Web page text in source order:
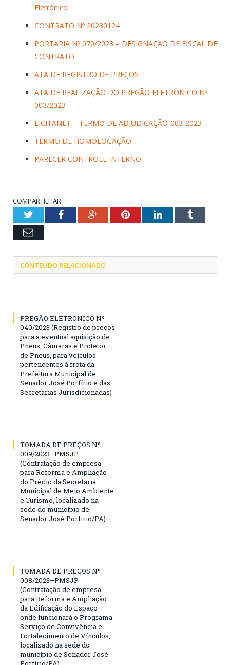
Eletrônico
CONTRATO Nº 20230124
PORTARIA Nº 070/2023 – DESIGNAÇÃO DE FISCAL DE
CONTRATO
ATA DE REGISTRO DE PREÇOS
ATA DE REALIZAÇÃO DO PREGÃO ELETRÔNICO Nº
003/2023
LICITANET – TERMO DE ADJUDICAÇÃO-003-2023
TERMO DE HOMOLOGAÇÃO
PARECER CONTROLE INTERNO
COMPARTILHAR:
TwitterFacebookGoogle+PinterestLinkedInTumblr
Email
CONTEÚDO RELACIONADO
PREGÃO ELETRÔNICO Nº
040/2023 (Registro de preços
para a eventual aquisição de
Pneus, Câmaras e Protetor
de Pneus, para veículos
pertencentes à frota da
Prefeitura Municipal de
Senador José Porfírio e das
Secretarias Jurisdicionadas)
TOMADA DE PREÇOS Nº
009/2023–PMSJP
(Contratação de empresa
para Reforma e Ampliação
do Prédio da Secretaria
Municipal de Meio Ambiente
e Turismo, localizado na
sede do município de
Senador José Porfírio/PA)
TOMADA DE PREÇOS Nº
008/2023–PMSJP
(Contratação de empresa
para Reforma e Ampliação
da Edificação do Espaço
onde funcionará o Programa
Serviço de Convivência e
Fortalecimento de Vínculos,
localizado na sede do
município de Senador José